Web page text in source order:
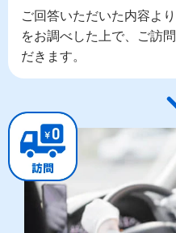
ご回答いただいた内容よ
をお調べした上で、ご訪
だきます。